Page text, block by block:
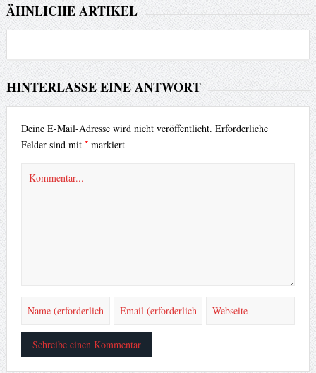
ÄHNLICHE ARTIKEL
HINTERLASSE EINE ANTWORT
Deine E-Mail-Adresse wird nicht veröffentlicht. Erforderliche
Felder sind mit *markiert